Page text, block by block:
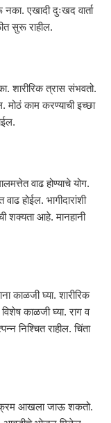
एखादी दुःखद वार्ता
सुरू राहील.
शारीरिक त्रास संभवतो.
मोठं काम करण्याची इच्छा
वाढ होण्याचे योग.
होईल. भागीदारांशी
शक्यता आहे. मानहानी
काळजी घ्या. शारीरिक
काळजी घ्या. राग व
निश्चित राहील. चिंता
आखला जाऊ शकतो.